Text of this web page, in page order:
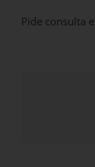
Pide consulta